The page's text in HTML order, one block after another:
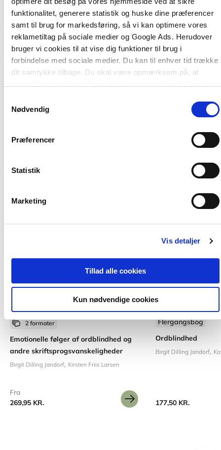
funktionalitet, generere statistik og huske dine præferencer
samt til brug for markedsføring, så vi kan optimere vores
reklametiltag på sociale medier og Google Ads. Herudover
bruger vi cookies til at vise dig funktioner til brug i
forbindelse med sociale medier. Du kan til enhver tid trække
dit samtykke tilbage. Du skal være opmærksom på, at
Nødvendig
Præferencer
Statistik
Marketing
Vis detaljer
Tillad alle cookies
Kun nødvendige cookies
Skole-hjem-samarbejde
Bogen henvender sig til skolens lærere, ledelse og
specialfunktioner, til skoleforvaltning samt til lærer-
og pædagogstuderende.
Af samme forfatter
2 formater
Emotionelle følger af ordblindhed og
andre skriftsprogsvanskeligheder
Birgit Dilling Jandorf Kirsten Friis Larsen
Fra
269,95 KR.
Flergangsbog
Ordblindhed
Birgit Dilling Jandorf
177,50 KR.